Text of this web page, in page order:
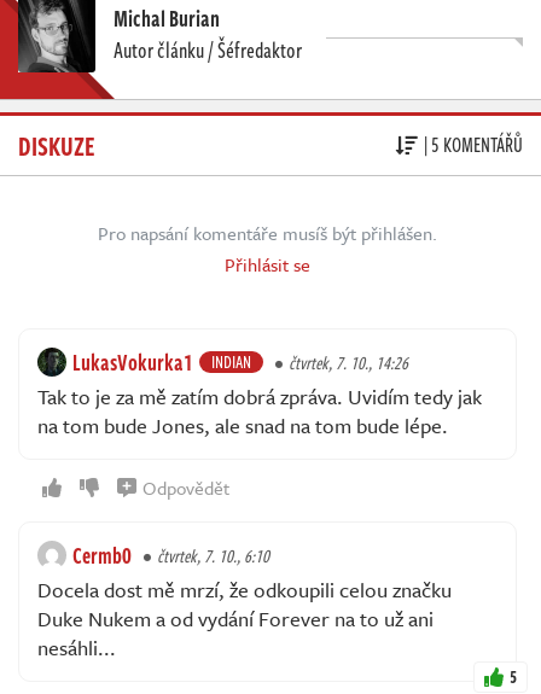
Michal Burian
Autor článku / Šéfredaktor
DISKUZE | 5 KOMENTÁŘŮ
Pro napsání komentáře musíš být přihlášen.
Přihlásit se
LukasVokurka1 INDIAN čtvrtek, 7. 10., 14:26
Tak to je za mě zatím dobrá zpráva. Uvidím tedy jak
na tom bude Jones, ale snad na tom bude lépe.
Odpovědět
Cermb0 čtvrtek, 7. 10., 6:10
Docela dost mě mrzí, že odkoupili celou značku
Duke Nukem a od vydání Forever na to už ani
nesáhli...
5